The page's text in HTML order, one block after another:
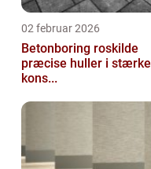
02 februar 2026
Betonboring roskilde
præcise huller i stærke
kons...